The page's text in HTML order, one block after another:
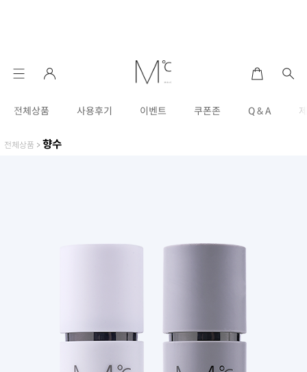
전체상품 사용후기 이벤트 쿠폰존 Q & A
전체상품 > 향수